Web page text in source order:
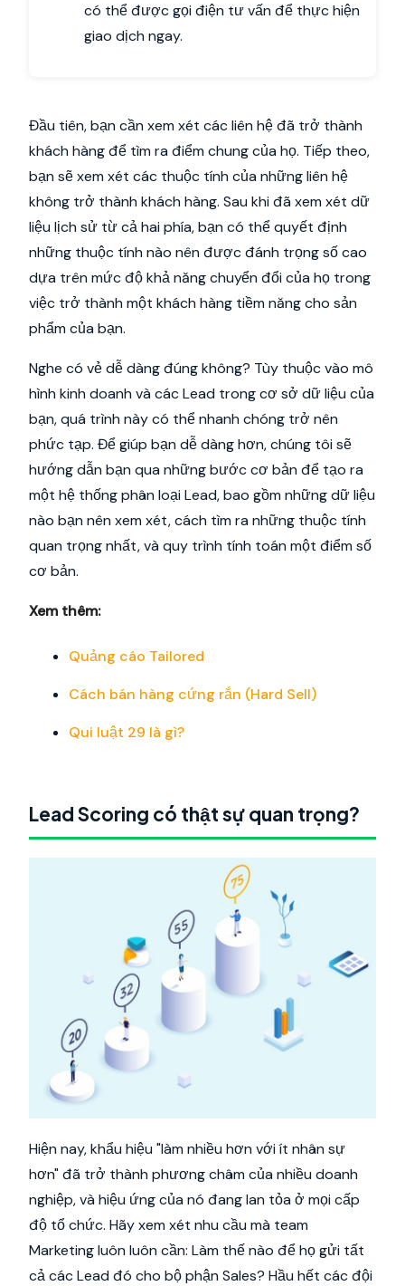
có thể được gọi điện tư vấn để thực hiện
giao dịch ngay.
Đầu tiên, bạn cần xem xét các liên hệ đã trở thành
khách hàng để tìm ra điểm chung của họ. Tiếp theo,
bạn sẽ xem xét các thuộc tính của những liên hệ
không trở thành khách hàng. Sau khi đã xem xét dữ
liệu lịch sử từ cả hai phía, bạn có thể quyết định
những thuộc tính nào nên được đánh trọng số cao
dựa trên mức độ khả năng chuyển đổi của họ trong
việc trở thành một khách hàng tiềm năng cho sản
phẩm của bạn.
Nghe có vẻ dễ dàng đúng không? Tùy thuộc vào mô
hình kinh doanh và các Lead trong cơ sở dữ liệu của
bạn, quá trình này có thể nhanh chóng trở nên
phức tạp. Để giúp bạn dễ dàng hơn, chúng tôi sẽ
hướng dẫn bạn qua những bước cơ bản để tạo ra
một hệ thống phân loại Lead, bao gồm những dữ liệu
nào bạn nên xem xét, cách tìm ra những thuộc tính
quan trọng nhất, và quy trình tính toán một điểm số
cơ bản.
Xem thêm:
Quảng cáo Tailored
Cách bán hàng cứng rắn (Hard Sell)
Qui luật 29 là gì?
Lead Scoring có thật sự quan trọng?
Hiện nay, khẩu hiệu "làm nhiều hơn với ít nhân sự
hơn" đã trở thành phương châm của nhiều doanh
nghiệp, và hiệu ứng của nó đang lan tỏa ở mọi cấp
độ tổ chức. Hãy xem xét nhu cầu mà team
Marketing luôn luôn cần: Làm thế nào để họ gửi tất
cả các Lead đó cho bộ phận Sales? Hầu hết các đội